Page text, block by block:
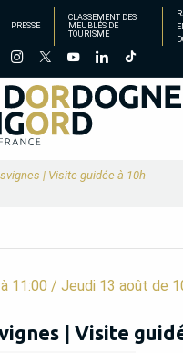
PRESSE
CLASSEMENT DES
MEUBLÉS DE
TOURISME
| Visite guidée à 10h
11:00 / Jeudi 13 août de
| Visite